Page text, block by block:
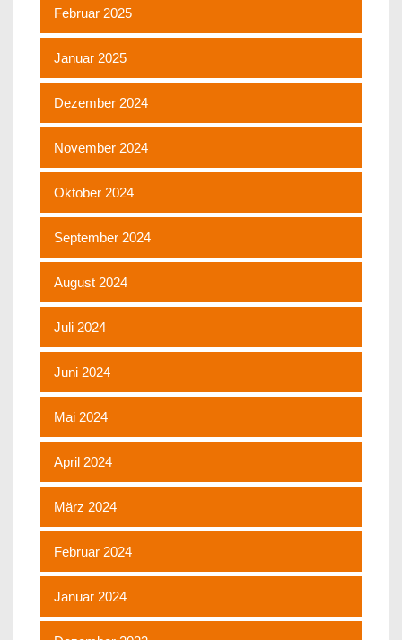
Februar 2025
Januar 2025
Dezember 2024
November 2024
Oktober 2024
September 2024
August 2024
Juli 2024
Juni 2024
Mai 2024
April 2024
März 2024
Februar 2024
Januar 2024